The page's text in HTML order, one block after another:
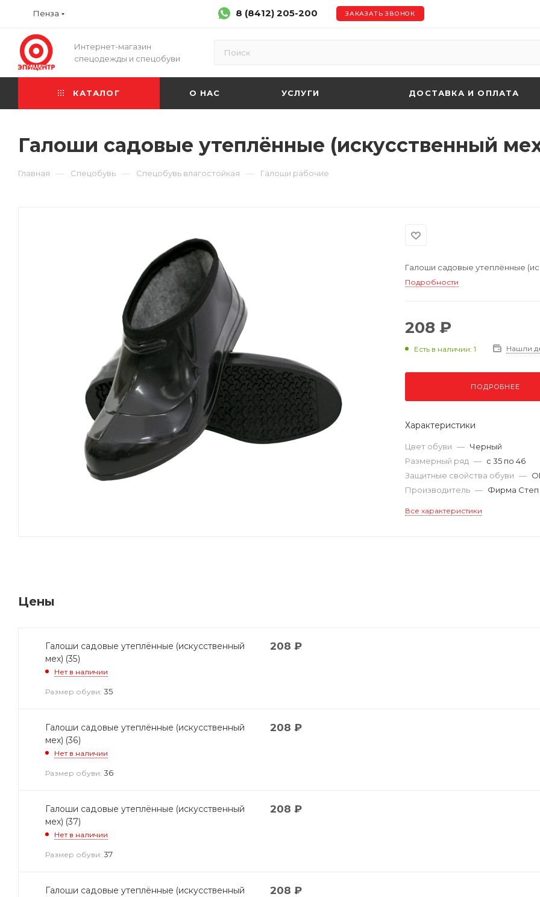
Пенза 8 (8412) 205-200 ЗАКАЗАТЬ ЗВОНОК
Интернет-магазин
спецодежды и спецобуви
КАТАЛОГ О НАС УСЛУГИ ДОСТАВКА И ОПЛАТА
Галоши садовые утеплённые (искусственный
Главная — Спецобувь — Спецобувь влагостойкая — Галоши рабочие
Галоши садовые утеплённые
Подробности
208 ₽
Есть в наличии: 1 Нашли
ПОДРОБНЕЕ
Характеристики
Цвет обуви — Черный
Размерный ряд — с 35 по 46
Защитные свойства обуви —
Производитель — Фирма Степ
Все характеристики
Цены
Галоши садовые утеплённые (искусственный
мех) (35)
Нет в наличии
Размер обуви: 35
208 ₽
Галоши садовые утеплённые (искусственный
мех) (36)
Нет в наличии
Размер обуви: 36
208 ₽
Галоши садовые утеплённые (искусственный
мех) (37)
Нет в наличии
Размер обуви: 37
208 ₽
Галоши садовые утеплённые (искусственный
208 ₽